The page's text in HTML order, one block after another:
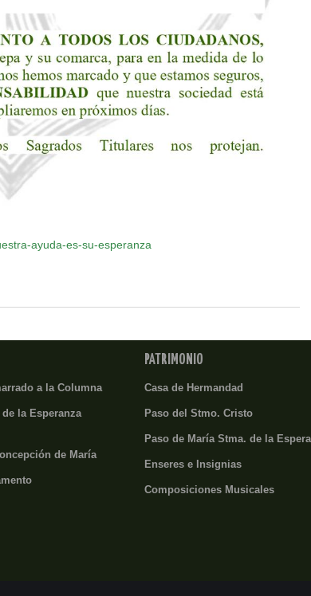
ayuda-es-su-esperanza
a la Columna
la Esperanza
de María
PATRIMONIO
Casa de Hermandad
Paso del Stmo. Cristo
Paso de María Stma. de la
Enseres e Insignias
Composiciones Musicales